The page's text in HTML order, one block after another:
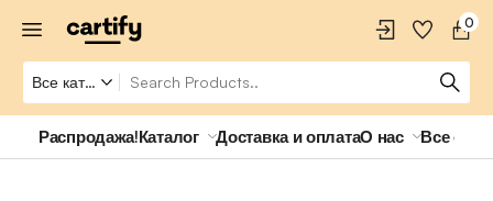
0
Распродажа!Каталог Доставка и оплатаО нас Все о